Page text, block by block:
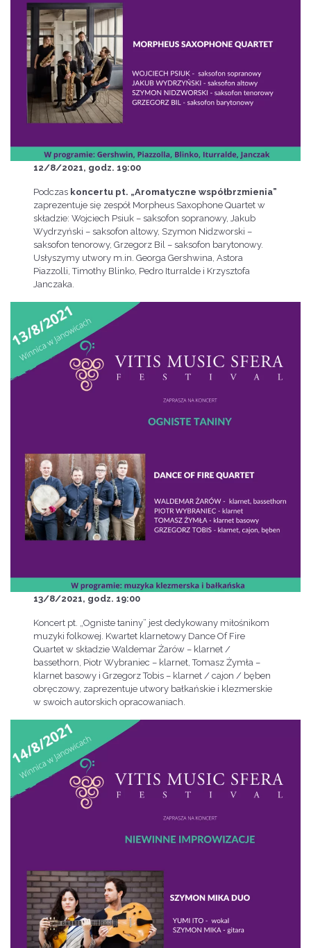
12/8/2021, godz. 19:00
Podczas koncertu pt. „Aromatyczne współbrzmienia”
zaprezentuje się zespół Morpheus Saxophone Quartet w
składzie: Wojciech Psiuk – saksofon sopranowy, Jakub
Wydrzyński – saksofon altowy, Szymon Nidzworski –
saksofon tenorowy, Grzegorz Bil – saksofon barytonowy.
Usłyszymy utwory m.in. Georga Gershwina, Astora
Piazzolli, Timothy Blinko, Pedro Iturralde i Krzysztofa
Janczaka.
13/8/2021, godz. 19:00
Koncert pt. „Ogniste taniny” jest dedykowany miłośnikom
muzyki folkowej. Kwartet klarnetowy Dance Of Fire
Quartet w składzie Waldemar Żarów – klarnet /
bassethorn, Piotr Wybraniec – klarnet, Tomasz Żymła –
klarnet basowy i Grzegorz Tobis – klarnet / cajon / bęben
obręczowy, zaprezentuje utwory bałkańskie i klezmerskie
w swoich autorskich opracowaniach.